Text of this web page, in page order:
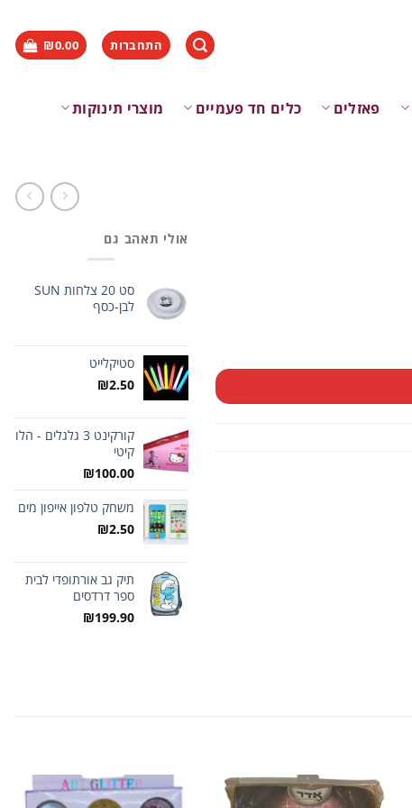
התחברות ₪0.00
פאזלים כלים חד פעמיים
מוצרי תינוקות
אולי תאהב גם
סט 20 צלחות SUN
לבן-כסף
סטיקלייט
₪2.50
קורקינט 3 גלגלים - הלו
קיטי
₪100.00
משחק טלפון אייפון מים
₪2.50
תיק גב אורתופדי לבית
ספר דרדסים
₪199.90